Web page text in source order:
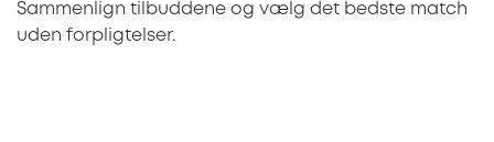
Sammenlign tilbuddene og vælg det bedste match
uden forpligtelser.